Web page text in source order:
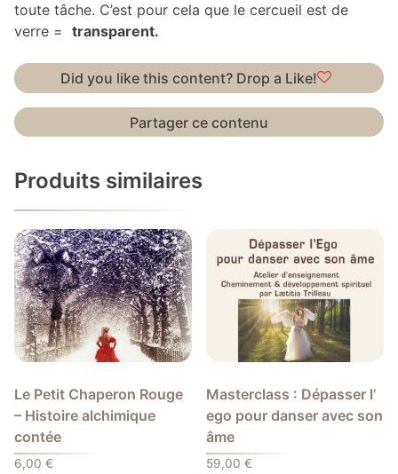
toute tâche. C’est pour cela que le cercueil est de
verre = transparent.
Did you like this content? Drop a Like!
Partager ce contenu
Produits similaires
Le Petit Chaperon Rouge
– Histoire alchimique
contée
6,00 €
Masterclass : Dépasser l’
ego pour danser avec son
âme
59,00€